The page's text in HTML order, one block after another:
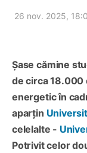
26 nov. 2025,
Șase cămine
de circa 18.000
energetic în
aparțin
celelalte -
Potrivit celor